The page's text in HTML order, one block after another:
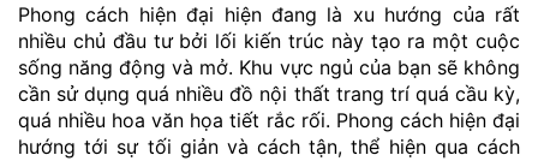
Phong cách hiện đại hiện đang là xu hướng của rất
nhiều chủ đầu tư bởi lối kiến trúc này tạo ra một cuộc
sống năng động và mở. Khu vực ngủ của bạn sẽ không
cần sử dụng quá nhiều đồ nội thất trang trí quá cầu kỳ,
quá nhiều hoa văn họa tiết rắc rối. Phong cách hiện đại
hướng tới sự tối giản và cách tận, thể hiện qua cách